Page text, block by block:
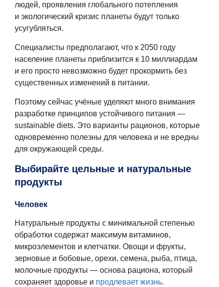
людей, проявления глобального потепления
и экологический кризис планеты будут только
усугубляться.
Специалисты предполагают, что к 2050 году
население планеты приблизится к 10 миллиардам
и его просто невозможно будет прокормить без
существенных изменений в питании.
Поэтому сейчас учёные уделяют много внимания
разработке принципов устойчивого питания —
sustainable diets. Это варианты рационов, которые
одновременно полезны для человека и не вредны
для окружающей среды.
Выбирайте цельные и натуральные
продукты
Человек
Натуральные продукты с минимальной степенью
обработки содержат максимум витаминов,
микроэлементов и клетчатки. Овощи и фрукты,
зерновые и бобовые, орехи, семена, рыба, птица,
молочные продукты — основа рациона, который
сохраняет здоровье и продлевает жизнь.